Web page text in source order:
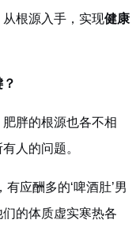
从根源入手，实现健康
胖的根源也各不相
人的问题。
应酬多的‘啤酒肚’男
的体质虚实寒热各